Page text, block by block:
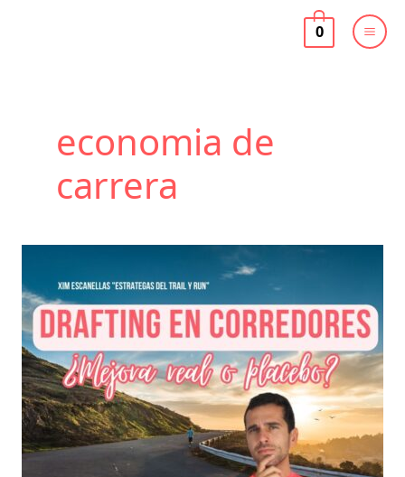
0
economia de
carrera
corredores:
¿Mejora
REAL
o
PLACEBO?